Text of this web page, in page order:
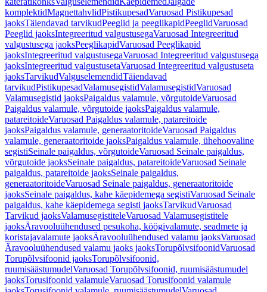
komplektidMagnettahvlidPistikupesadVaruosad Pistikupesad
jaoksTäiendavad tarvikudPeeglid ja peeglikapidPeeglidVaruosad
Peeglid jaoksIntegreeritud valgustusegaVaruosad Integreeritud
valgustusega jaoksPeeglikapidVaruosad Peeglikapid
jaoksIntegreeritud valgustusegaVaruosad Integreeritud valgustusega
jaoksIntegreeritud valgustusetaVaruosad Integreeritud valgustuseta
jaoksTarvikudValguselemendidTäiendavad
tarvikudPistikupesadValamusegistidValamusegistidVaruosad
Valamusegistid jaoksPaigaldus valamule, võrgutoideVaruosad
Paigaldus valamule, võrgutoide jaoksPaigaldus valamule,
patareitoideVaruosad Paigaldus valamule, patareitoide
jaoksPaigaldus valamule, generaatoritoideVaruosad Paigaldus
valamule, generaatoritoide jaoksPaigaldus valamule, ühehoovaline
segistiSeinale paigaldus, võrgutoideVaruosad Seinale paigaldus,
võrgutoide jaoksSeinale paigaldus, patareitoideVaruosad Seinale
paigaldus, patareitoide jaoksSeinale paigaldus,
generaatoritoideVaruosad Seinale paigaldus, generaatoritoide
jaoksSeinale paigaldus, kahe käepidemega segistiVaruosad Seinale
paigaldus, kahe käepidemega segisti jaoksTarvikudVaruosad
Tarvikud jaoksValamusegistiteleVaruosad Valamusegistitele
jaoksÄravooluühendused pesukoha, köögivalamute, seadmete ja
koristajavalamute jaoksÄravooluühendused valamu jaoksVaruosad
Äravooluühendused valamu jaoks jaoksTorupõlvsifoonidVaruosad
Torupõlvsifoonid jaoksTorupõlvsifoonid,
ruumisäästumudelVaruosad Torupõlvsifoonid, ruumisäästumudel
jaoksTorusifoonid valamuleVaruosad Torusifoonid valamule